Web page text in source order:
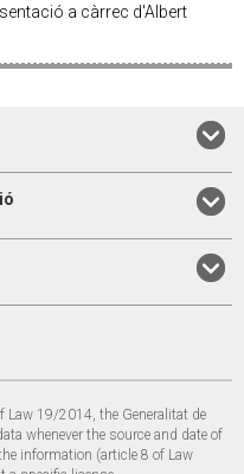
a càrrec d'Albert
Law 19/2014, the Generalitat de
whenever the source and date of
information (article 8 of Law